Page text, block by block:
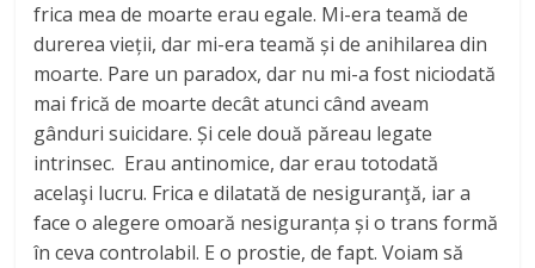
frica mea de moarte erau egale. Mi-era teamă de
durerea vieții, dar mi-era teamă și de anihilarea din
moarte. Pare un paradox, dar nu mi-a fost niciodată
mai frică de moarte decât atunci când aveam
gânduri suicidare. Și cele două păreau legate
intrinsec. Erau antinomice, dar erau totodată
acelaşi lucru. Frica e dilatată de nesiguranţă, iar a
face o alegere omoară nesiguranța și o trans formă
în ceva controlabil. E o prostie, de fapt. Voiam să